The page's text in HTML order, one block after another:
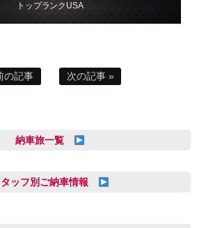
トップランクUSA
の記事 次の記事 »
納車旅一覧
ッフ別ご納車情報